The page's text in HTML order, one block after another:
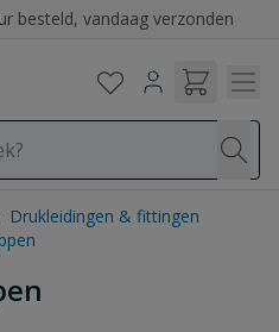
Drukleidingen & fittingen